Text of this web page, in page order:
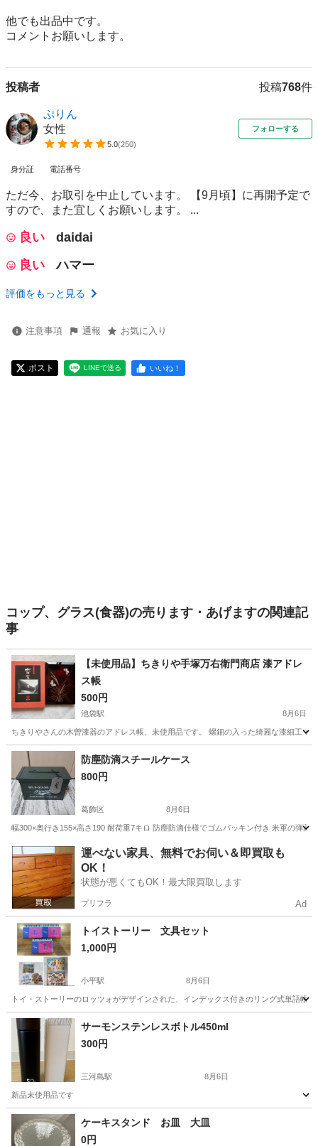
他でも出品中です。
コメントお願いします。
投稿者 投稿768件
ぷりん
女性
5.0(250)
フォローする
身分証 電話番号
ただ今、お取引を中止しています。 【9月頃】に再開予定で
すので、また宜しくお願いします。 ...
良い
daidai
良い
ハマー
評価をもっと見る
注意事項 通報 お気に入り
ポスト LINEで送る いいね！
コップ、グラス(食器)の売ります・あげますの関連記
事
【未使用品】ちきりや手塚万右衛門商店 漆アドレ
ス帳
500円
池袋駅 8月6日
ちきりやさんの木曽漆器のアドレス帳、未使用品です。 螺鈿の入った綺麗な漆細工
東京 豊島区 池袋駅 手帳 商店
防塵防滴スチールケース
800円
葛飾区 8月6日
幅300×奥行き155×高さ190 耐荷重7キロ 防塵防滴仕様でゴムパッキン付き 米軍の弾
東京 葛飾区 家庭用品 ケース
運べない家具、無料でお伺い＆即買取も
OK！
状態が悪くてもOK！最大限買取します
プリフラ Ad
トイストーリー 文具セット
1,000円
小平駅 8月6日
トイ・ストーリーのロッツォがデザインされた、インデックス付きのリング式単語
東京 小平市
サーモンステンレスボトル450ml
300円
三河島駅 8月6日
新品未使用品です
東京 荒川区 三河島駅 家庭用品
ケーキスタンド お皿 大皿
0円